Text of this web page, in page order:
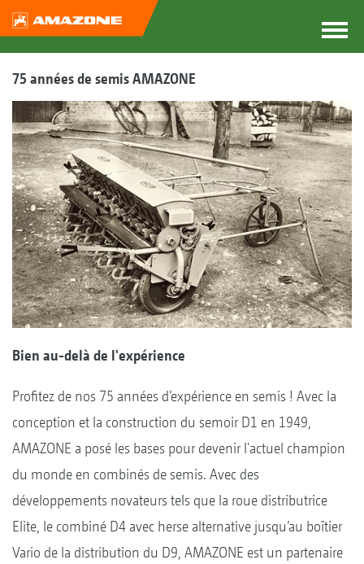
75 années de semis AMAZONE
Bien au-delà de l'expérience
Profitez de nos 75 années d‘expérience en semis ! Avec la
conception et la construction du semoir D1 en 1949,
AMAZONE a posé les bases pour devenir l'actuel champion
du monde en combinés de semis. Avec des
développements novateurs tels que la roue distributrice
Elite, le combiné D4 avec herse alternative jusqu’au boîtier
Vario de la distribution du D9, AMAZONE est un partenaire